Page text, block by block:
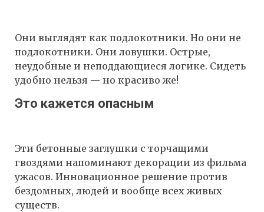
Они выглядят как подлокотники. Но они не
подлокотники. Они ловушки. Острые,
неудобные и неподдающиеся логике. Сидеть
удобно нельзя — но красиво же!
Это кажется опасным
Эти бетонные заглушки с торчащими
гвоздями напоминают декорации из фильма
ужасов. Инновационное решение против
бездомных, людей и вообще всех живых
существ.